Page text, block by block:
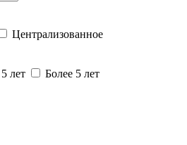
Централизованное
лет
Более 5 лет